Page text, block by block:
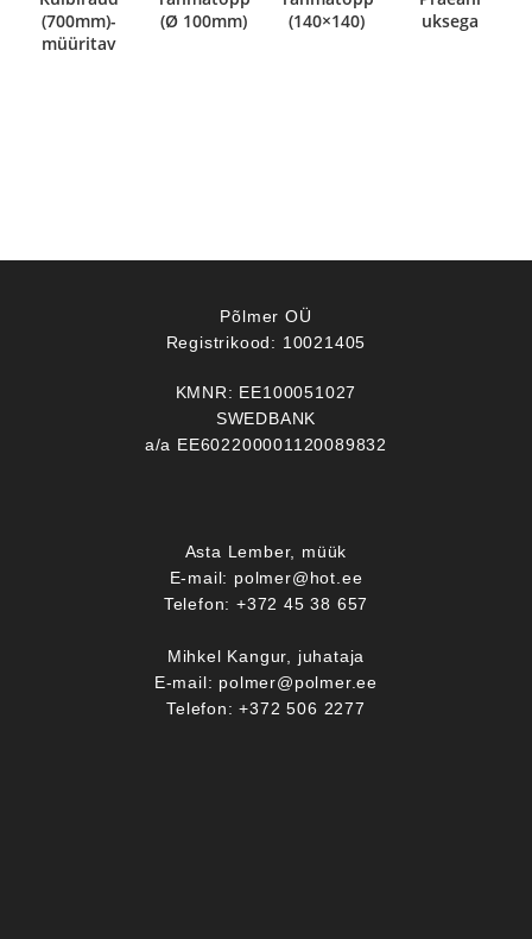
(700mm)-
müüritav
(Ø 100mm)
(140×140)
uksega
Põlmer OÜ
Registrikood: 10021405
KMNR: EE100051027
SWEDBANK
a/a EE602200001120089832
Asta Lember, müük
E-mail: polmer@hot.ee
Telefon: +372 45 38 657
Mihkel Kangur, juhataja
E-mail: polmer@polmer.ee
Telefon: +372 506 2277